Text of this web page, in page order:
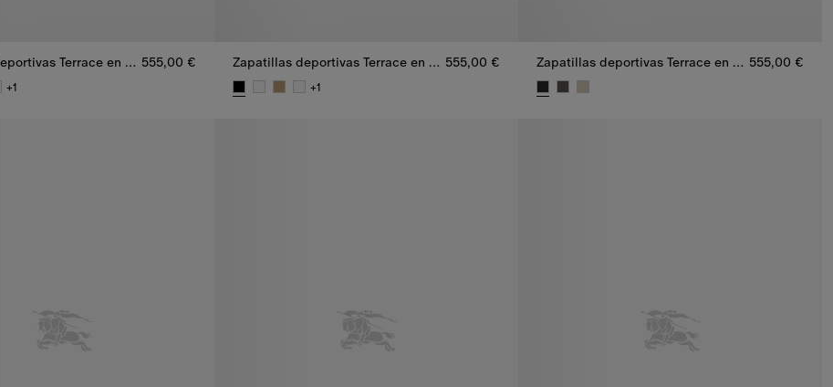
Zapatillas deportivas Terrace en piel con detalles Check 555,00 €
+1
Zapatillas deportivas Terrace en piel con detalles Check 555,00 €
+1
Zapatillas deportivas Terrace en piel y ante con detalles Check 555,00 €